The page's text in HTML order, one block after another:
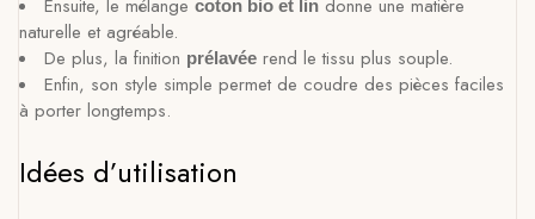
Ensuite, le mélange coton bio et lin donne une matière
naturelle et agréable.
De plus, la finition prélavée rend le tissu plus souple.
Enfin, son style simple permet de coudre des pièces faciles
à porter longtemps.
Idées d’utilisation